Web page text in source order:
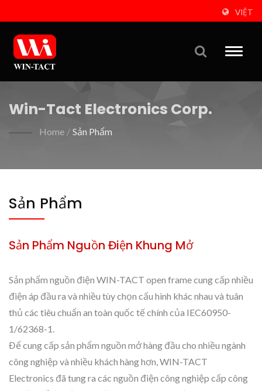
VIỆT
Toggle
Win-Tact Electronics Corp.
Home / Sản Phẩm
Sản Phẩm
Sản Phẩm Nguồn Điện Khung Mở
Sản phẩm nguồn điện WIN-TACT open frame cung cấp nhiều
điện áp đầu ra và nhiều tùy chọn cấu hình khác nhau và tuân
thủ các tiêu chuẩn an toàn quốc tế chính của IEC60950-
1/62368-1.
Để cung cấp sản phẩm nguồn mở hàng đầu cho nhiều ngành
công nghiệp và nhiều khách hàng hơn, WIN-TACT
Electronics đã tung ra các nguồn điện công nghiệp cấp công